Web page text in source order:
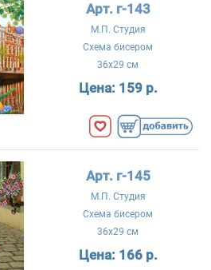
Арт. г-143
М.П. Студия
Схема бисером
36x29 см
Цена: 159 р.
Арт. г-145
М.П. Студия
Схема бисером
36x29 см
Цена: 166 р.